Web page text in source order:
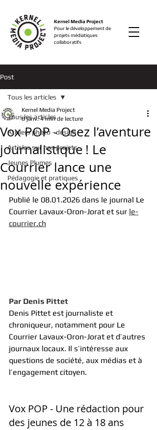
Kernel Media Project
Pour le développement de
projets médiatiques
collaboratifs
Post
Tous les articles
Ateliers photo - design
Articles sur nos projets
Jeunes Plumes
Pédagogie et pratiques
Tous les articles
Vox POP - Osez l’aventure
journalistique ! Le
Courrier lance une
nouvelle expérience
Kernel Media Project
8 janv. 4 min de lecture
Publié le 08.01.2026 dans le journal Le
Courrier Lavaux-Oron-Jorat et sur le-
courrier.ch
Par Denis Pittet
Denis Pittet est journaliste et
chroniqueur, notamment pour Le
Courrier Lavaux-Oron-Jorat et d’autres
journaux locaux. Il s’intéresse aux
questions de société, aux médias et à
l’engagement citoyen.
Vox POP - Une rédaction pour
des jeunes de 12 à 18 ans